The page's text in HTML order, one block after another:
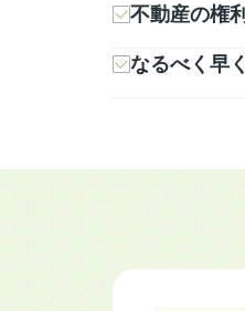
不動産の権
なるべく早